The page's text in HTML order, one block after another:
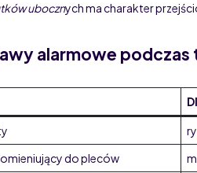
ubocznych ma charakter
alarmowe
do pleców